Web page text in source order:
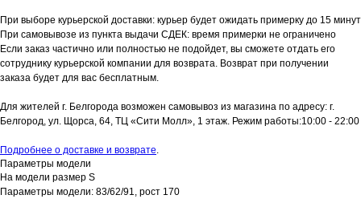
При выборе курьерской доставки: курьер будет ожидать примерку до 15 минут
При самовывозе из пункта выдачи СДЕК: время примерки не ограничено
Если заказ частично или полностью не подойдет, вы сможете отдать его
сотруднику курьерской компании для возврата. Возврат при получении
заказа будет для вас бесплатным.
Для жителей г. Белгорода возможен самовывоз из магазина по адресу: г.
Белгород, ул. Щорса, 64, ТЦ «Сити Молл», 1 этаж. Режим работы:10:00 - 22:00
Подробнее о доставке и возврате
Параметры модели
На модели размер S
Параметры модели: 83/62/91, рост 170